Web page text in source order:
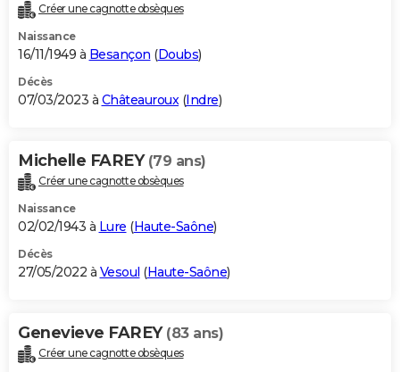
Créer une cagnotte obsèques
Naissance
16/11/1949 à Besançon (Doubs)
Décès
07/03/2023 à Châteauroux(Indre)
Michelle FAREY (79 ans)
Créer une cagnotte obsèques
Naissance
02/02/1943 à Lure (Haute-Saône)
Décès
27/05/2022 à Vesoul (Haute-Saône)
Genevieve FAREY (83 ans)
Créer une cagnotte obsèques